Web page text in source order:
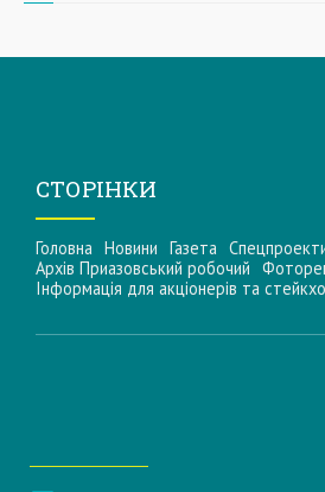
СТОРІНКИ
Головна Новини Газета
Архів Приазовський робочий
Інформацiя для акцiонерiв та